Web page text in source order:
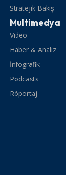
Stratejik Bakış
Multimedya
Video
Haber & Analiz
İnfografik
Podcasts
Röportaj